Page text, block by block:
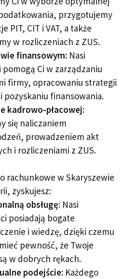
przygotujemy
PIT, CIT i VAT, a także
w rozliczeniach z ZUS.
finansowym: Nasi
Ci w zarządzaniu
firmy, opracowaniu strategii
pozyskaniu finansowania.
kadrowo-płacowej:
się naliczaniem
prowadzeniem akt
i rozliczeniami z ZUS.
rachunkowe w Skaryszewie
zyskujesz:
obsługę: Nasi
posiadają bogate
i wiedzę, dzięki czemu
pewność, że Twoje
w dobrych rękach.
podejście: Każdego